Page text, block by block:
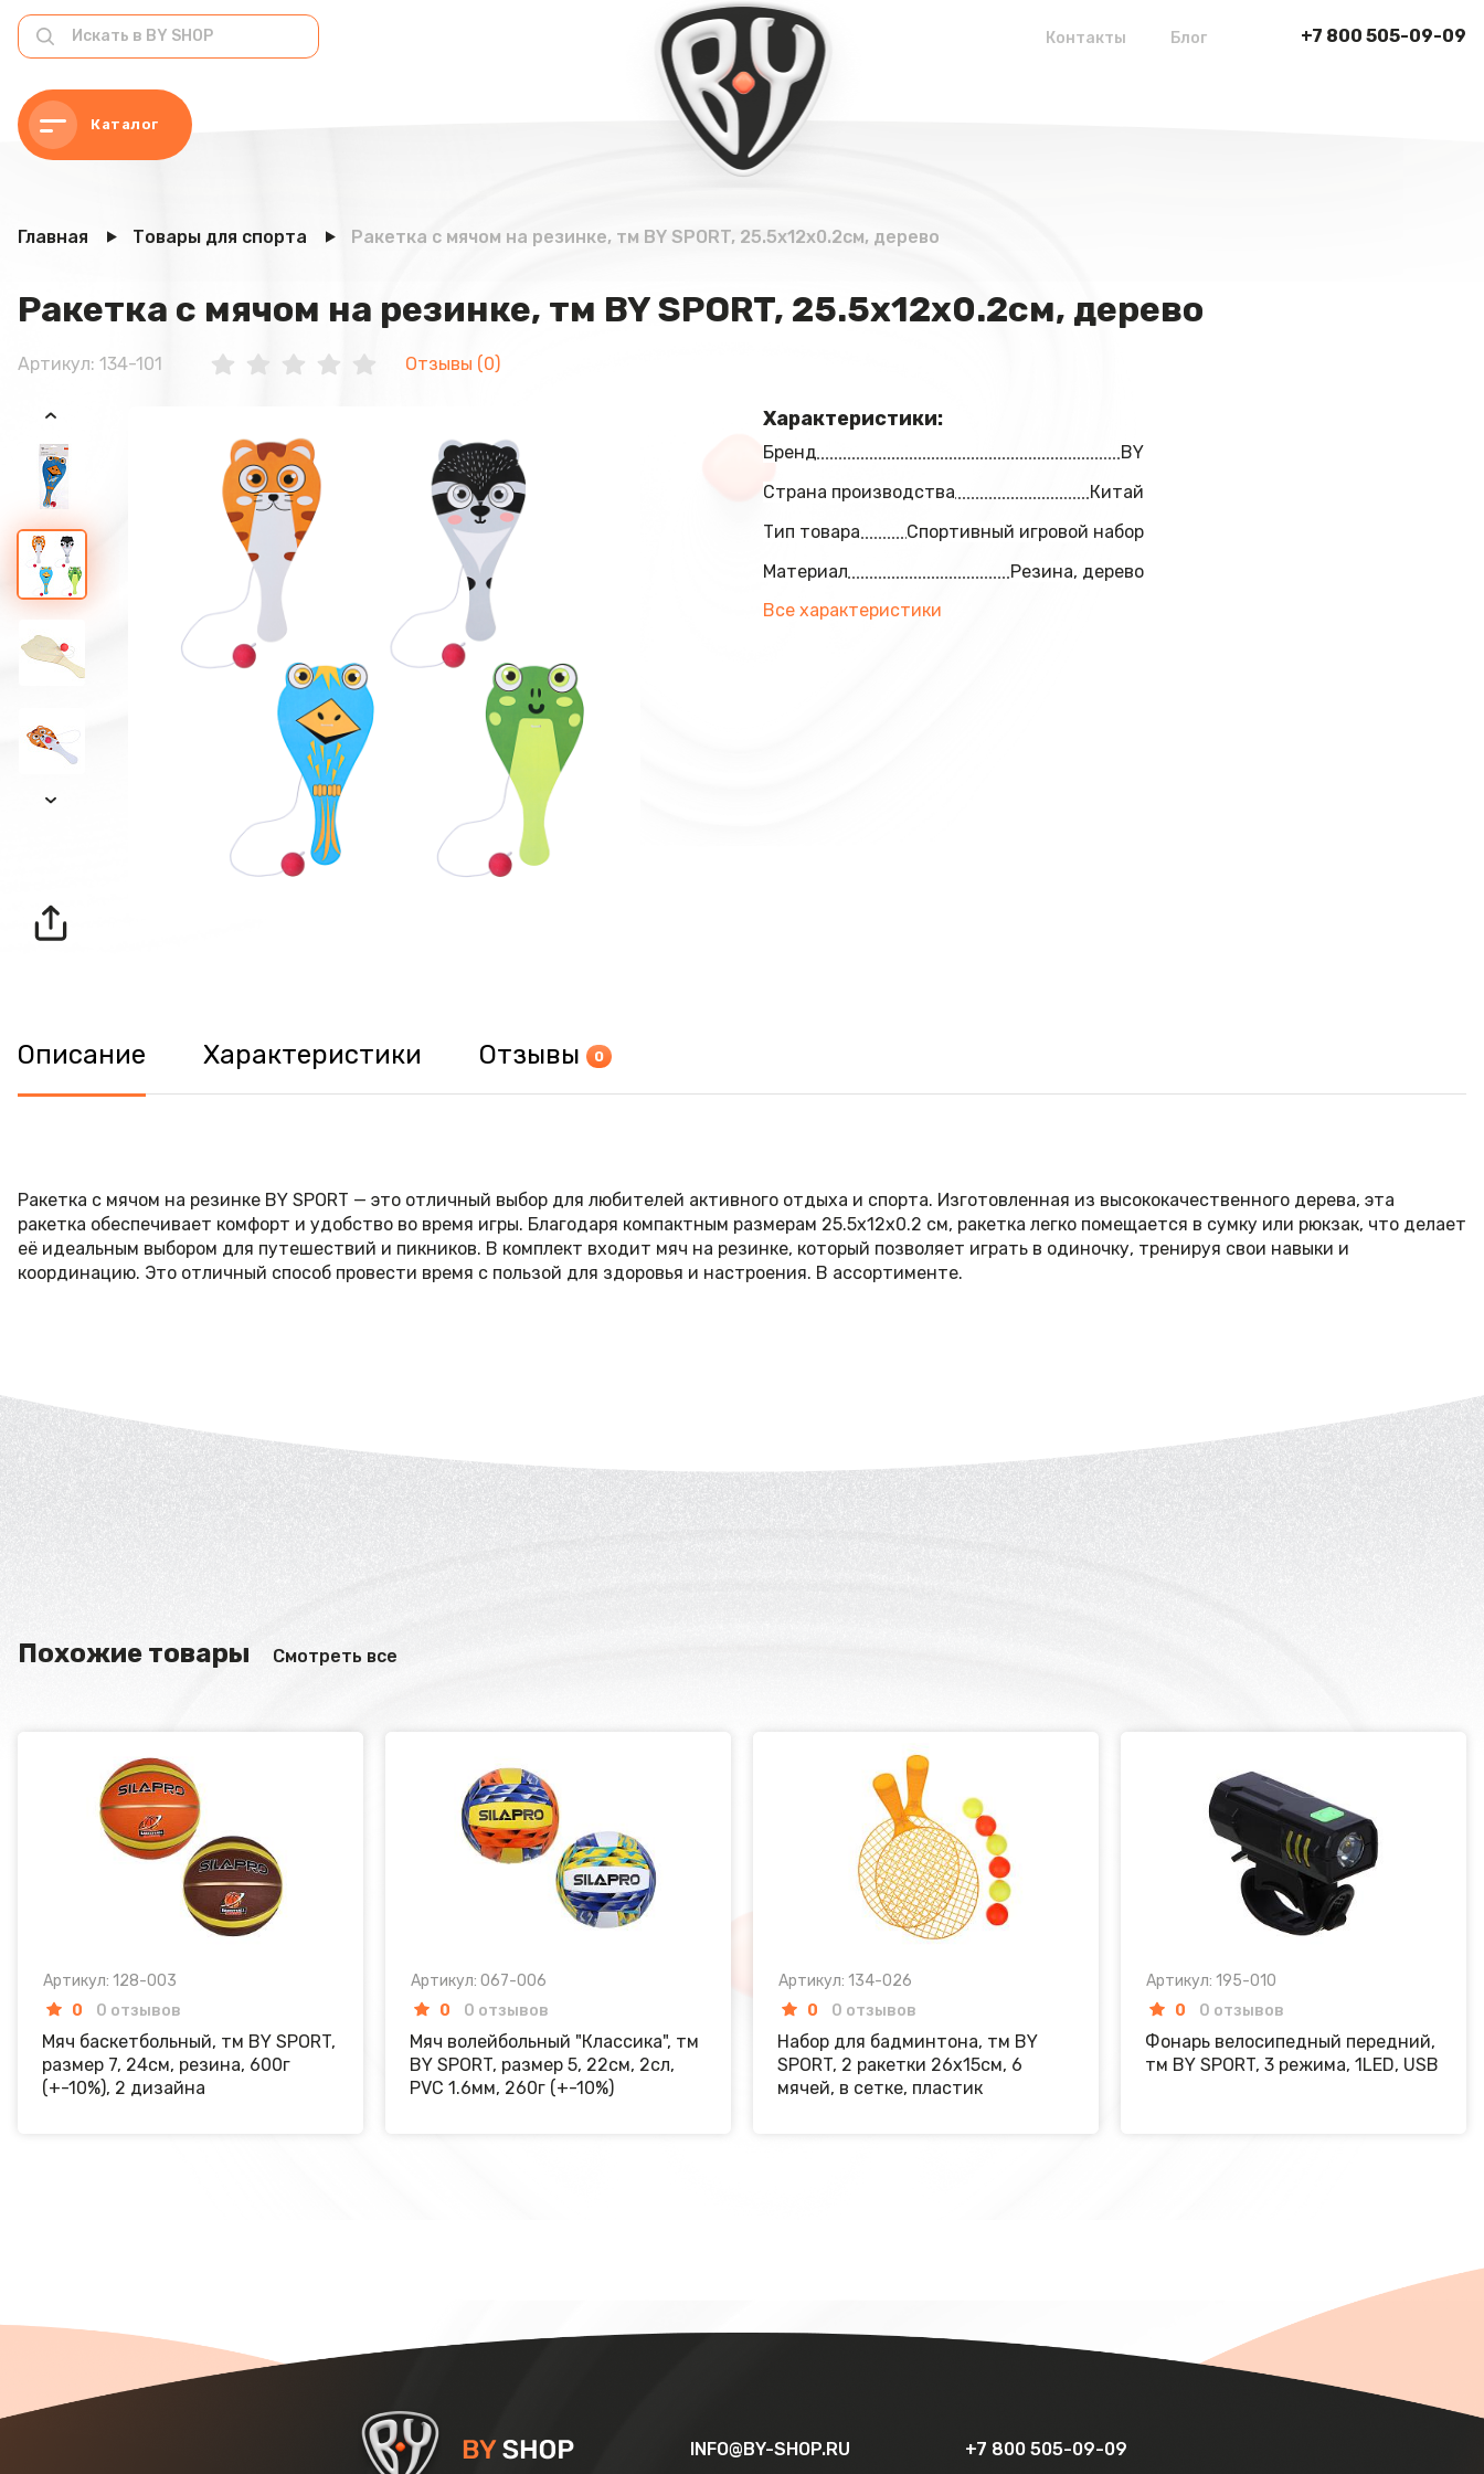
Каталог
+7 800 505-09-09
Контакты Блог
Главная Товары для спорта Ракетка с мячом на резинке, тм BY SPORT, 25.5х12х0.2см, дерево
Ракетка с мячом на резинке, тм BY SPORT, 25.5х12х0.2см, дерево
Артикул: 134-101 Отзывы (0)
Характеристики:
Бренд
BY
Страна производства
Китай
Тип товара
Спортивный игровой набор
Материал
Резина, дерево
Все характеристики
Описание Характеристики Отзывы 0
Ракетка с мячом на резинке BY SPORT — это отличный выбор для любителей активного отдыха и спорта. Изготовленная из высококачественного дерева, эта
ракетка обеспечивает комфорт и удобство во время игры. Благодаря компактным размерам 25.5х12х0.2 см, ракетка легко помещается в сумку или рюкзак, что делает
её идеальным выбором для путешествий и пикников. В комплект входит мяч на резинке, который позволяет играть в одиночку, тренируя свои навыки и
координацию. Это отличный способ провести время с пользой для здоровья и настроения. В ассортименте.
Похожие товары Смотреть все
Артикул: 128-003
0
0 отзывов
Мяч баскетбольный, тм BY SPORT,
размер 7, 24см, резина, 600г
(+-10%), 2 дизайна
Артикул: 067-006
0
0 отзывов
Мяч волейбольный "Классика", тм
BY SPORT, размер 5, 22см, 2сл,
PVC 1.6мм, 260г (+-10%)
Артикул: 134-026
0
0 отзывов
Набор для бадминтона, тм BY
SPORT, 2 ракетки 26х15см, 6
мячей, в сетке, пластик
Артикул: 195-010
0
0 отзывов
Фонарь велосипедный передний,
тм BY SPORT, 3 режима, 1LED, USB
INFO@BY-SHOP.RU +7 800 505-09-09